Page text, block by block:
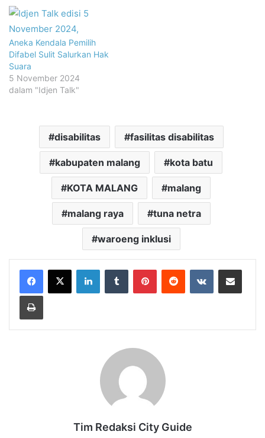
Aneka Kendala Pemilih
Difabel Sulit Salurkan Hak
Suara
5 November 2024
dalam "Idjen Talk"
disabilitas fasilitas disabilitas
kabupaten malang kota batu
KOTA MALANG malang
malang raya tuna netra
waroeng inklusi
LinkedInTumblr PinterestReddit VKontakteShare via Email
Print
Tim Redaksi City Guide